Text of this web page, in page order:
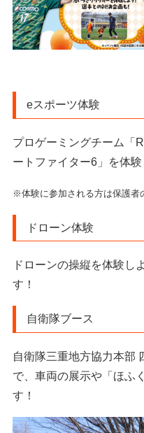
eスポーツ体験
プロゲーミングチーム「
ートファイター6」を体験
※体験に参加される方は保護者
ドローン体験
ドローンの操縦を体験し
す！
自衛隊ブース
自衛隊三重地方協力本部
で、車両の展示や「ほふ
す！